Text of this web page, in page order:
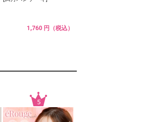
1,760 円（税込）